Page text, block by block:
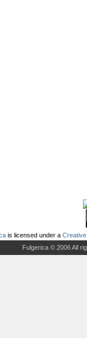
is licensed under a
Fulgerica © 2006 All